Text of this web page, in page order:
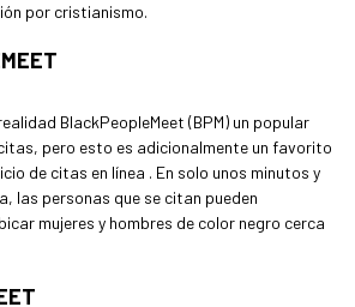
por cristianismo.
BlackPeopleMeet (BPM) un popular
pero esto es adicionalmente un favorito
de citas en línea . En solo unos minutos y
las personas que se citan pueden
mujeres y hombres de color negro cerca